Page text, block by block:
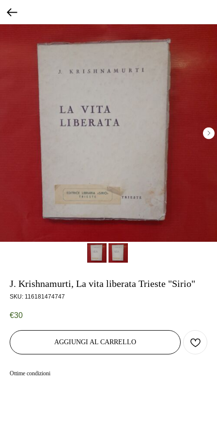
J. Krishnamurti, La vita liberata Trieste "Sirio"
SKU: 116181474747
€30
AGGIUNGI AL CARRELLO
Ottime condizioni